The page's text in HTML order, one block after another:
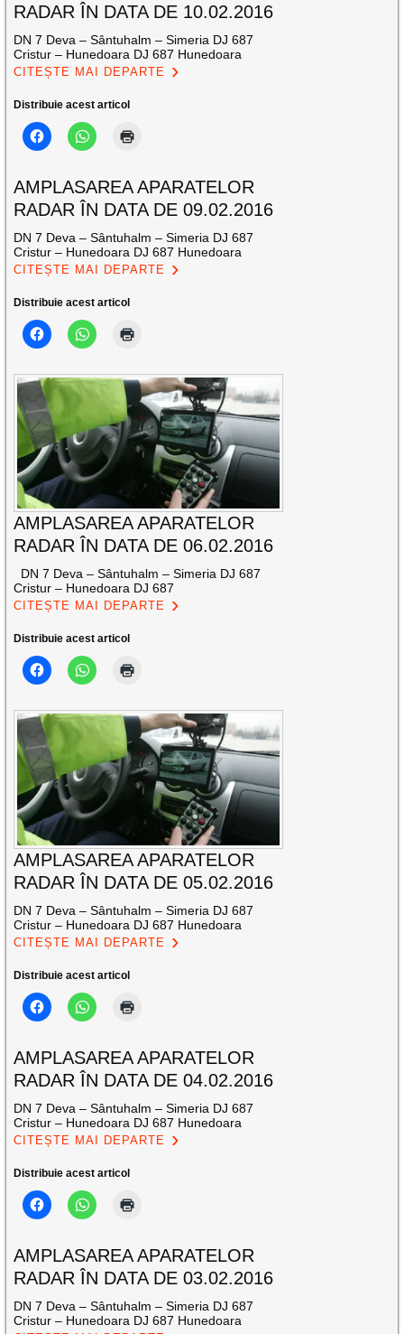
RADAR ÎN DATA DE 10.02.2016
DN 7 Deva – Sântuhalm – Simeria DJ 687
Cristur – Hunedoara DJ 687 Hunedoara
CITEȘTE MAI DEPARTE
Distribuie acest articol
AMPLASAREA APARATELOR
RADAR ÎN DATA DE 09.02.2016
DN 7 Deva – Sântuhalm – Simeria DJ 687
Cristur – Hunedoara DJ 687 Hunedoara
CITEȘTE MAI DEPARTE
Distribuie acest articol
AMPLASAREA APARATELOR
RADAR ÎN DATA DE 06.02.2016
DN 7 Deva – Sântuhalm – Simeria DJ 687
Cristur – Hunedoara DJ 687
CITEȘTE MAI DEPARTE
Distribuie acest articol
AMPLASAREA APARATELOR
RADAR ÎN DATA DE 05.02.2016
DN 7 Deva – Sântuhalm – Simeria DJ 687
Cristur – Hunedoara DJ 687 Hunedoara
CITEȘTE MAI DEPARTE
Distribuie acest articol
AMPLASAREA APARATELOR
RADAR ÎN DATA DE 04.02.2016
DN 7 Deva – Sântuhalm – Simeria DJ 687
Cristur – Hunedoara DJ 687 Hunedoara
CITEȘTE MAI DEPARTE
Distribuie acest articol
AMPLASAREA APARATELOR
RADAR ÎN DATA DE 03.02.2016
DN 7 Deva – Sântuhalm – Simeria DJ 687
Cristur – Hunedoara DJ 687 Hunedoara